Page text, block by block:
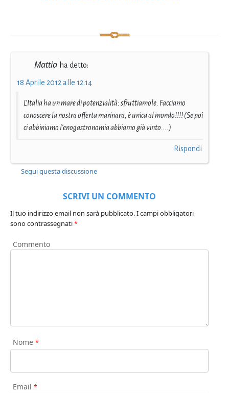
Mattia ha detto:
18 Aprile 2012 alle 12:14
L'Italia ha un mare di potenzialità: sfruttiamole. Facciamo
conoscere la nostra offerta marinara, è unica al mondo!!!! (Se poi
ci abbiniamo l'enogastronomia abbiamo già vinto....)
Rispondi
Segui questa discussione
SCRIVI UN COMMENTO
Il tuo indirizzo email non sarà pubblicato.I campi obbligatori
sono contrassegnati*
Commento
Nome *
Email *